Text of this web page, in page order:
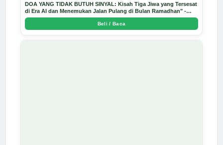
DOA YANG TIDAK BUTUH SINYAL: Kisah Tiga Jiwa yang Tersesat
di Era AI dan Menemukan Jalan Pulang di Bulan Ramadhan" -
Arda Dinata
Beli / Baca